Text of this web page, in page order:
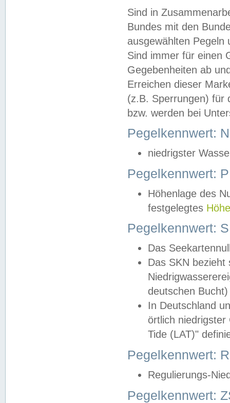
Sind in
Bundes mit den
ausgewählten
Sind immer für einen
Gegebenheiten ab
Erreichen dieser
(z.B. Sperrungen) für
bzw. werden bei
Pegelkennwert:
niedrigster
Pegelkennwert:
Höhenlage des
festgelegtes
Pegelkennwert:
Das
Das SKN
deutschen
In Deutschland
örtlich
Tide (LAT)"
Pegelkennwert:
Regulierungs-
Pegelkennwert: